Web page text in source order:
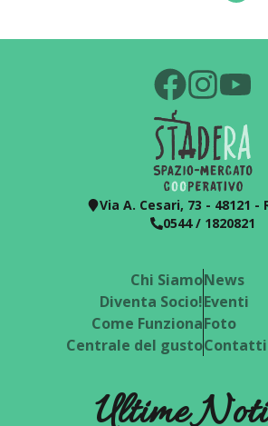
Via A. Cesari, 73 - 48121 -
0544 / 1820821
Chi Siamo
Diventa Socio!
Come Funziona
Centrale del gusto
News
Eventi
Foto
Contatti
Ultime